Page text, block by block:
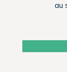
au